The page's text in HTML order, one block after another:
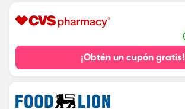
¡Obtén un cupón gratis!